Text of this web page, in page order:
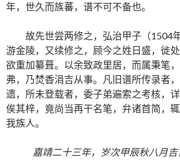
年，世久而族蕃，谱不可不备也。
故先世尝两修之，弘治甲子（1504
游金陵，又续修之，顾今之姓日盛，徙
欲重加纂葺。以余致政里居，而属秉笔
弗，乃焚香涓吉从事。凡旧谱所传录者
遗，所未登载者，委子弟遍索之考核，详
俟其梓，竟尚当再干名笔，弁诸首简，
我族人。
嘉靖二十三年，岁次甲辰秋八月